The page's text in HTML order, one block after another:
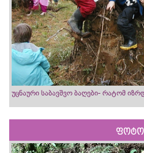
უცნაური საბავშვო ბაღები- რატომ